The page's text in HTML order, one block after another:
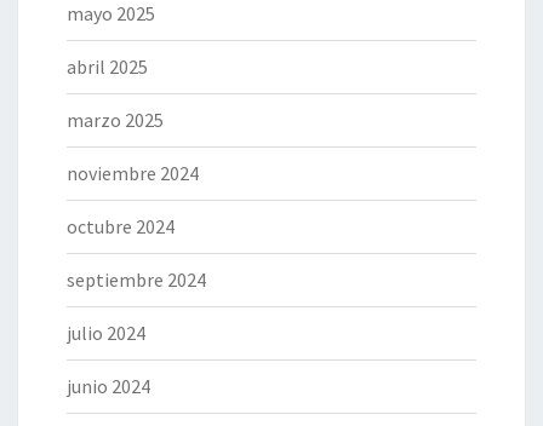
mayo 2025
abril 2025
marzo 2025
noviembre 2024
octubre 2024
septiembre 2024
julio 2024
junio 2024